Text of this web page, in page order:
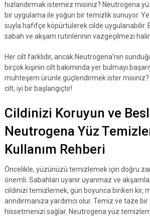
hızlandırmak istemez misiniz? Neutrogena
bir uygulama ile yoğun bir temizlik sunuyor.
suyla hafifçe köpürtülerek cilde uygulanabilir.
sabah ve akşam rutinlerinin vazgeçilmezi
Her cilt farklıdır, ancak Neutrogena’nın
birçok kişinin cilt bakımında yer bulmayı
muhteşem ürünle güçlendirmek ister misiniz?
cilt, iyi bir başlangıçtır!
Cildinizi Koruyun ve
Neutrogena Yüz
Kullanım Rehberi
Öncelikle, yüzünüzü temizlemek için doğru
önemli. Sabahları uyanır uyanmaz ve
cildinizi temizlemek, gün boyunca biriken kir,
arındırmanıza yardımcı olur. Temiz ve taze
hissetmenizi sağlar. Neutrogena yüz